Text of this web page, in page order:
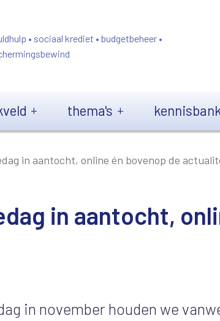
• sociaal krediet • budgetbeheer •
thema's
in aantocht, online én bovenop de
in aantocht,
in november houden we